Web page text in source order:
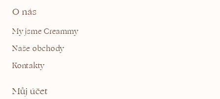
O nás
My jsme Creammy
Naše obchody
Kontakty
Můj účet